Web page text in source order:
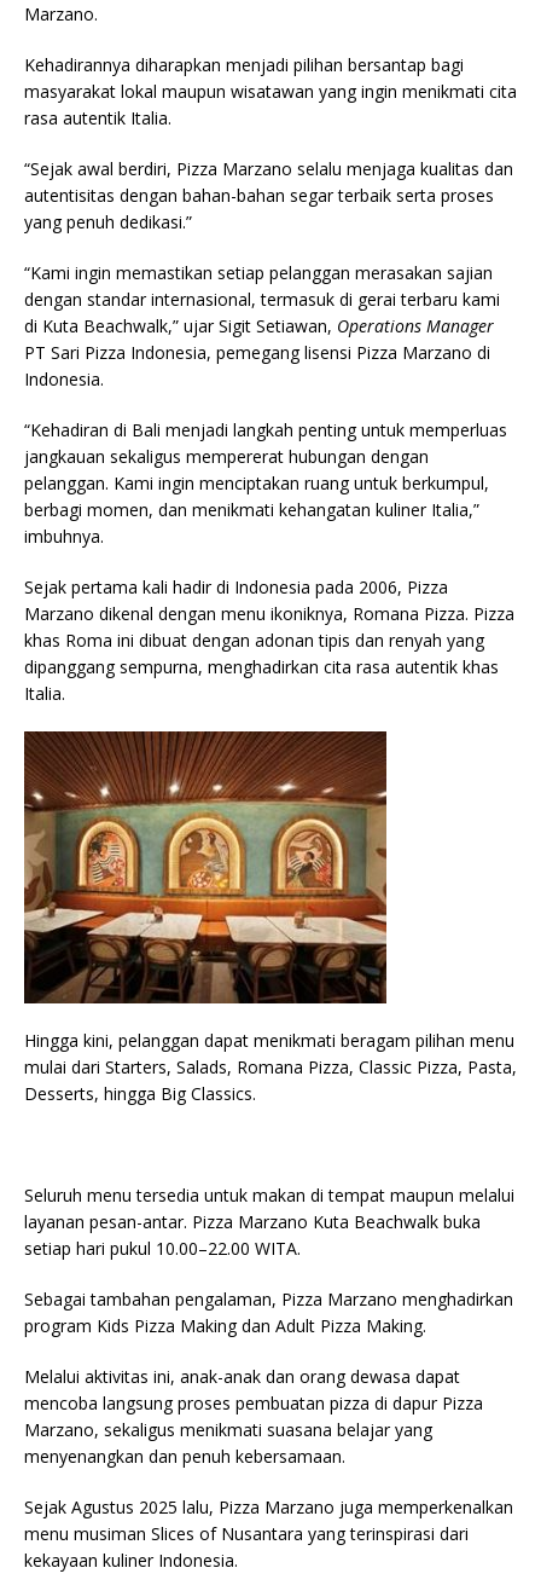
Marzano.
Kehadirannya diharapkan menjadi pilihan bersantap bagi
masyarakat lokal maupun wisatawan yang ingin menikmati cita
rasa autentik Italia.
“Sejak awal berdiri, Pizza Marzano selalu menjaga kualitas dan
autentisitas dengan bahan-bahan segar terbaik serta proses
yang penuh dedikasi.”
“Kami ingin memastikan setiap pelanggan merasakan sajian
dengan standar internasional, termasuk di gerai terbaru kami
di Kuta Beachwalk,” ujar Sigit Setiawan, Operations Manager
PT Sari Pizza Indonesia, pemegang lisensi Pizza Marzano di
Indonesia.
“Kehadiran di Bali menjadi langkah penting untuk memperluas
jangkauan sekaligus mempererat hubungan dengan
pelanggan. Kami ingin menciptakan ruang untuk berkumpul,
berbagi momen, dan menikmati kehangatan kuliner Italia,”
imbuhnya.
Sejak pertama kali hadir di Indonesia pada 2006, Pizza
Marzano dikenal dengan menu ikoniknya, Romana Pizza. Pizza
khas Roma ini dibuat dengan adonan tipis dan renyah yang
dipanggang sempurna, menghadirkan cita rasa autentik khas
Italia.
Hingga kini, pelanggan dapat menikmati beragam pilihan menu
mulai dari Starters, Salads, Romana Pizza, Classic Pizza, Pasta,
Desserts, hingga Big Classics.
Seluruh menu tersedia untuk makan di tempat maupun melalui
layanan pesan-antar. Pizza Marzano Kuta Beachwalk buka
setiap hari pukul 10.00–22.00 WITA.
Sebagai tambahan pengalaman, Pizza Marzano menghadirkan
program Kids Pizza Making dan Adult Pizza Making.
Melalui aktivitas ini, anak-anak dan orang dewasa dapat
mencoba langsung proses pembuatan pizza di dapur Pizza
Marzano, sekaligus menikmati suasana belajar yang
menyenangkan dan penuh kebersamaan.
Sejak Agustus 2025 lalu, Pizza Marzano juga memperkenalkan
menu musiman Slices of Nusantara yang terinspirasi dari
kekayaan kuliner Indonesia.